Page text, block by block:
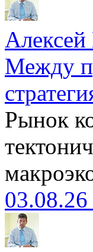
Между
Рынок